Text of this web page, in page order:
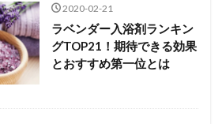
2020-02-21
ラベンダー入浴剤ランキン
グTOP21！期待できる効果
とおすすめ第一位とは